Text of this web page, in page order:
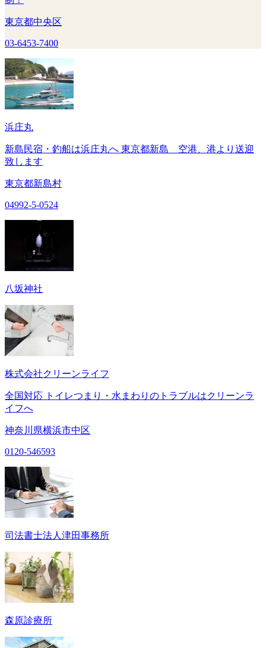
東京都中央区
03-6453-7400
浜庄丸
新島民宿・釣船は浜庄丸へ 東京都新島 空港、港より送迎
致します
東京都新島村
04992-5-0524
八坂神社
株式会社クリーンライフ
全国対応 トイレつまり・水まわりのトラブルはクリーンラ
イフへ
神奈川県横浜市中区
0120-546593
司法書士法人津田事務所
森原診療所